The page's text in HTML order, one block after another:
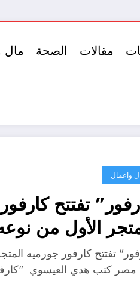
مقالات الصحة مال
واعمال
تفتتح
الأول من
تفتتح كارفور جورميه
كتب هدي العيسوي